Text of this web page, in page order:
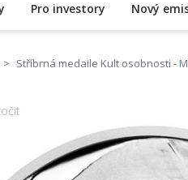
Pro investory Nový
Stříbrná medaile Kult osobnosti -